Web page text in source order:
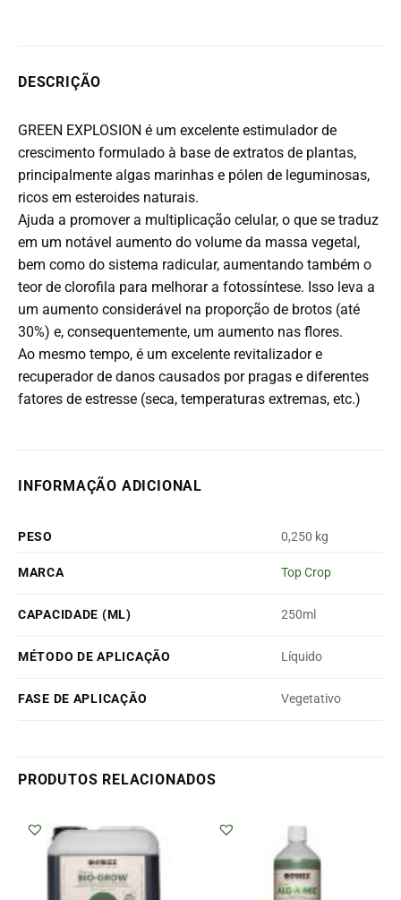
DESCRIÇÃO
GREEN EXPLOSION é um excelente estimulador de
crescimento formulado à base de extratos de plantas,
principalmente algas marinhas e pólen de leguminosas,
ricos em esteroides naturais.
Ajuda a promover a multiplicação celular, o que se traduz
em um notável aumento do volume da massa vegetal,
bem como do sistema radicular, aumentando também o
teor de clorofila para melhorar a fotossíntese. Isso leva a
um aumento considerável na proporção de brotos (até
30%) e, consequentemente, um aumento nas flores.
Ao mesmo tempo, é um excelente revitalizador e
recuperador de danos causados ​​por pragas e diferentes
fatores de estresse (seca, temperaturas extremas, etc.)
INFORMAÇÃO ADICIONAL
PESO 0,250 kg
MARCA Top Crop
CAPACIDADE (ML) 250ml
MÉTODO DE APLICAÇÃO Líquido
FASE DE APLICAÇÃO Vegetativo
PRODUTOS RELACIONADOS